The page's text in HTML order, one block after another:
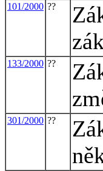
101/2000 ??
133/2000 ??
301/2000 ??